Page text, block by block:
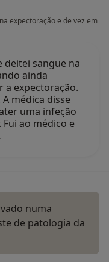
expectoração e de vez em
deitei sangue na
ainda
a expectoração.
médica disse
uma infeção
ao médico e
numa
de patologia da